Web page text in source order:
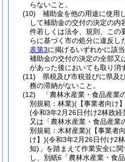
らないこと。
(10)
補助金を他の用途に使用
して補助金の交付の決定の内
件若しくは法令、規則、この
らに基づく市の処分に違反し
表第3に掲げるいずれかに該
補助金の交付の決定の全部又
があった後においても取り消
(11)
県税及び市税並びに県及
務の滞納がないこと。
(12)
「農林水産業・食品産業
別規範：林業)(【事業者向け
(令和3年2月26日付け2林政
又は「農林水産業・食品産業
別規範：木材産業)(【事業者
け】)(令和3年2月26日付け2
知) 」を踏まえて作業安全に
し、別紙6「農林水産業・食